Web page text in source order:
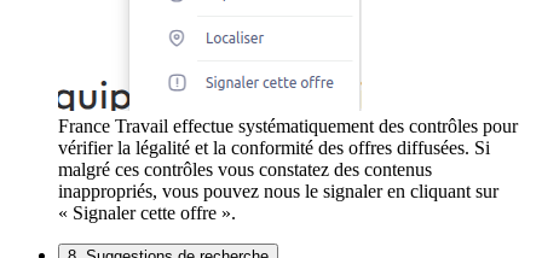
France Travail effectue systématiquement des contrôles pour
vérifier la légalité et la conformité des offres diffusées. Si
malgré ces contrôles vous constatez des contenus
inappropriés, vous pouvez nous le signaler en cliquant sur
« Signaler cette offre ».